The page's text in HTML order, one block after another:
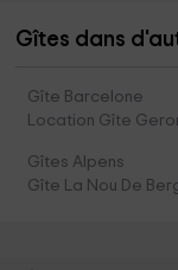
Gîtes dans
Gîte Barcelone
Location Gîte
Gîtes Alpens
Gîte La Nou De